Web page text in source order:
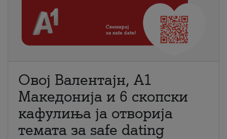
Овој Валентајн, A1
Македонија и 6 скопски
кафулиња ја отворија
темата за safe dating